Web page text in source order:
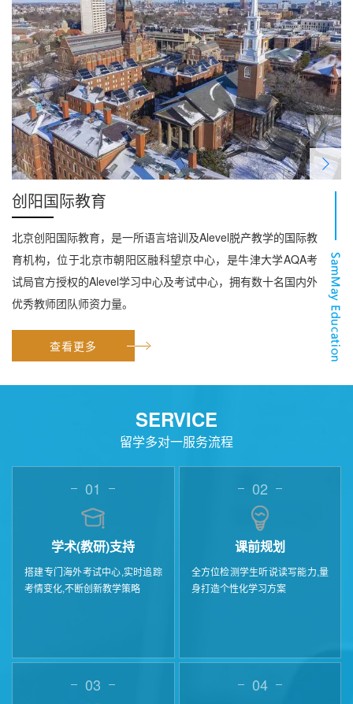
创阳国际教育
北京创阳国际教育，是一所语言培训及Alevel脱产教学的国际教
育机构，位于北京市朝阳区融科望京中心，是牛津大学AQA考
试局官方授权的Alevel学习中心及考试中心，拥有数十名国内外
优秀教师团队师资力量。
查看更多
SERVICE
留学多对一服务流程
01
学术(教研)支持
搭建专门海外考试中心,实时追踪
考情变化,不断创新教学策略
02
课前规划
全方位检测学生听说读写能力,量
身打造个性化学习方案
03 04